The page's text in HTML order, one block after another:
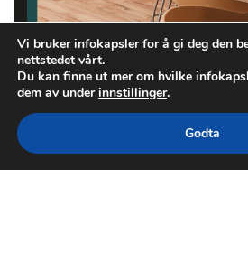
Vi bruker infokapsler for å gi deg den
nettstedet vårt.
Du kan finne ut mer om hvilke
dem av underinnstillinger.
Godta